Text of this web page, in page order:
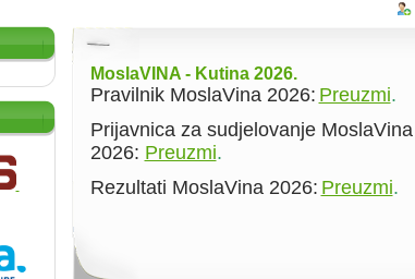
MoslaVINA - Kutina 2026.
Pravilnik MoslaVina 2026: Preuzmi.
Prijavnica za sudjelovanje MoslaVina
2026: Preuzmi.
Rezultati MoslaVina 2026: Preuzmi.